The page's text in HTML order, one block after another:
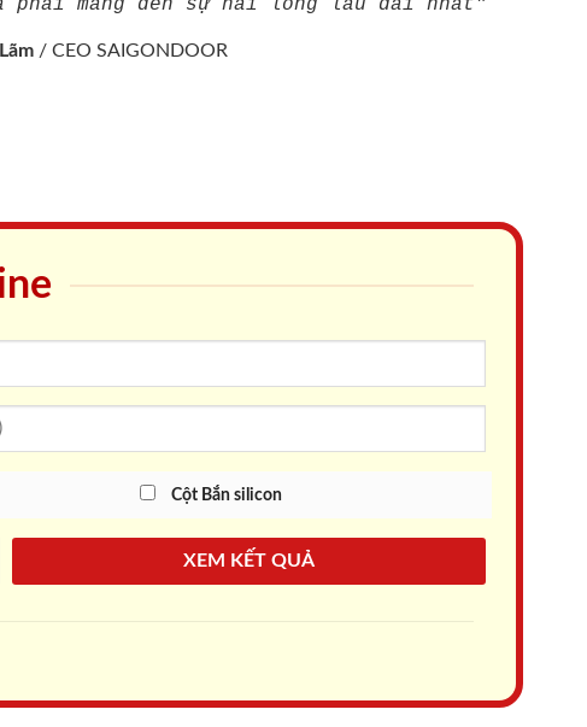
phải mang đến sự hài lòng lâu dài nhất"
/ CEO SAIGONDOOR
Cột Bắn silicon
XEM KẾT QUẢ